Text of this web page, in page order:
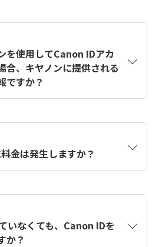
法は【カメラ】Canon IDとは
IDの作成方法は？をご確認く
を使用してCanon IDアカ
合、キヤノンに提供される
ですか？
から取得します。アカウントを
ように、この情報を使用して
フォームを入力します。
金は発生しますか？
いなくても、Canon IDを
か？